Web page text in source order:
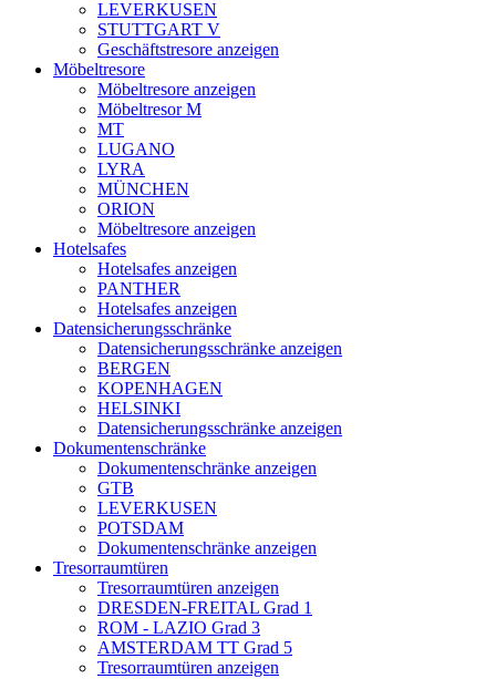
LEVERKUSEN
STUTTGART V
Geschäftstresore anzeigen
Möbeltresore
Möbeltresore anzeigen
Möbeltresor M
MT
LUGANO
LYRA
MÜNCHEN
ORION
Möbeltresore anzeigen
Hotelsafes
Hotelsafes anzeigen
PANTHER
Hotelsafes anzeigen
Datensicherungsschränke
Datensicherungsschränke anzeigen
BERGEN
KOPENHAGEN
HELSINKI
Datensicherungsschränke anzeigen
Dokumentenschränke
Dokumentenschränke anzeigen
GTB
LEVERKUSEN
POTSDAM
Dokumentenschränke anzeigen
Tresorraumtüren
Tresorraumtüren anzeigen
DRESDEN-FREITAL Grad 1
ROM - LAZIO Grad 3
AMSTERDAM TT Grad 5
Tresorraumtüren anzeigen